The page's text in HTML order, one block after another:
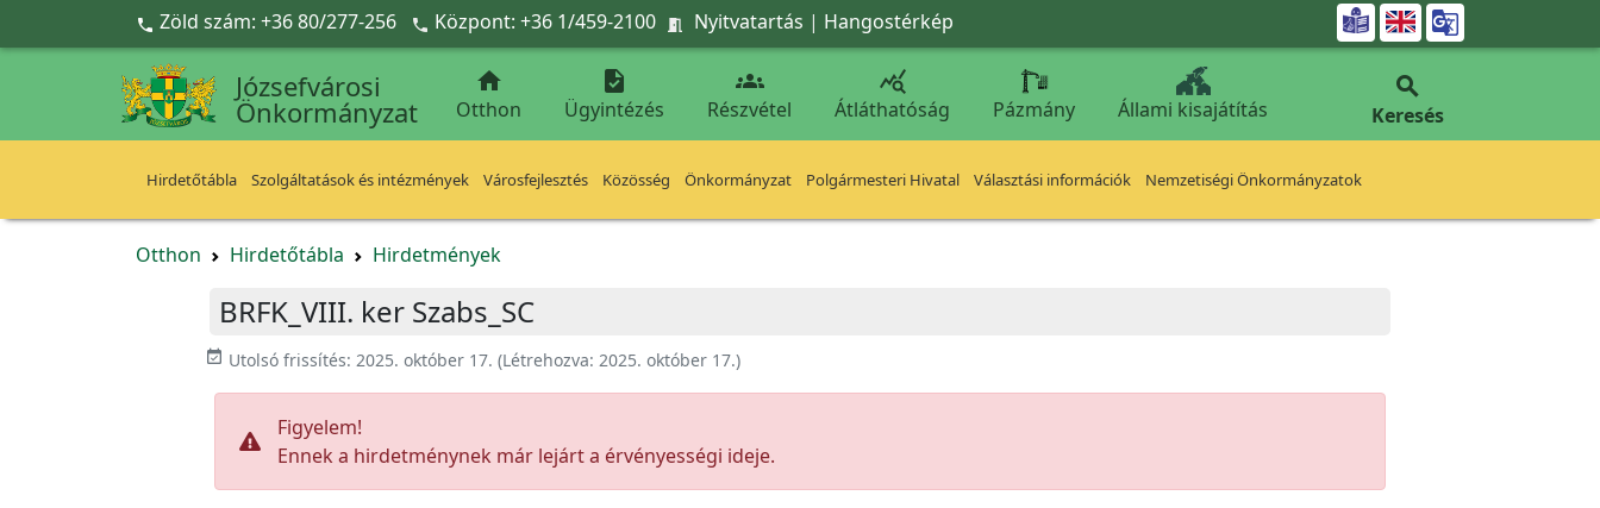
Ugrás a fő tartalomra
 Zöld szám: +36 80/277-256  Központ: +36 1/459-2100  Nyitvatartás | Hangostérkép 
Józsefvárosi
Önkormányzat

Otthon

Ügyintézés

Részvétel

Átláthatóság Pázmány Állami kisajátítás

Keresés
Hirdetőtábla Szolgáltatások és intézmények Városfejlesztés Közösség Önkormányzat Polgármesteri Hivatal Választási információk Nemzetiségi Önkormányzatok
Otthon Hirdetőtábla Hirdetmények
BRFK_VIII. ker Szabs_SC
event_available Utolsó frissítés: 2025. október 17. (Létrehozva: 2025. október 17.)
Figyelem!
Ennek a hirdetménynek már lejárt a érvényességi ideje.